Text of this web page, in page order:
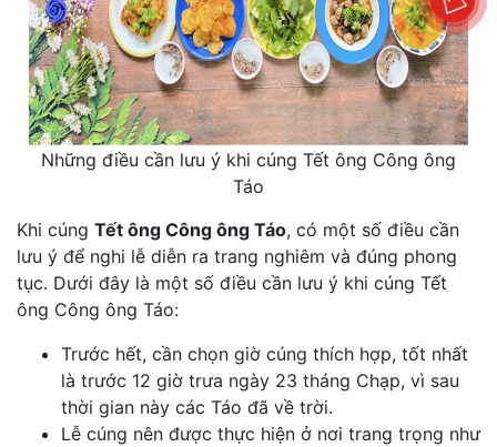
Những điều cần lưu ý khi cúng Tết ông Công ông
Táo
Khi cúng Tết ông Công ông Táo, có một số điều cần
lưu ý để nghi lễ diễn ra trang nghiêm và đúng phong
tục. Dưới đây là một số điều cần lưu ý khi cúng Tết
ông Công ông Táo:
Trước hết, cần chọn giờ cúng thích hợp, tốt nhất
là trước 12 giờ trưa ngày 23 tháng Chạp, vì sau
thời gian này các Táo đã về trời.
Lễ cúng nên được thực hiện ở nơi trang trọng như